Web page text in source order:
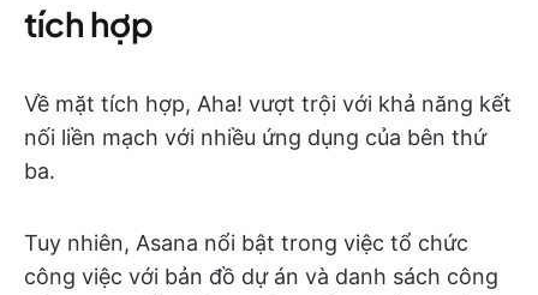
tích hợp
Về mặt tích hợp, Aha! vượt trội với khả năng kết
nối liền mạch với nhiều ứng dụng của bên thứ
ba.
Tuy nhiên, Asana nổi bật trong việc tổ chức
công việc với bản đồ dự án và danh sách công